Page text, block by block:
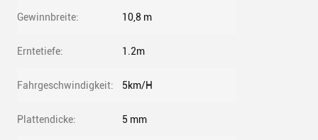
Gewinnbreite: 10,8 m
Erntetiefe: 1.2m
Fahrgeschwindigkeit: 5km/H
Plattendicke: 5 mm